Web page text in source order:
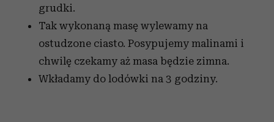
grudki.
Tak wykonaną masę wylewamy na
ostudzone ciasto. Posypujemy malinami i
chwilę czekamy aż masa będzie zimna.
Wkładamy do lodówki na 3 godziny.